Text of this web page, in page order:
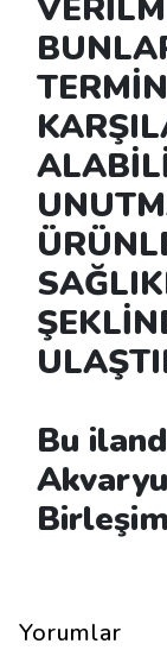
Bu
Yorumlar